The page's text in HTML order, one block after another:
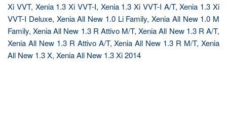
Xi VVT, Xenia 1.3 Xi VVT-I, Xenia 1.3 Xi VVT-I A/T, Xenia 1.3 Xi
VVT-I Deluxe, Xenia All New 1.0 Li Family, Xenia All New 1.0 M
Family, Xenia All New 1.3 R Attivo M/T, Xenia All New 1.3 R A/T,
Xenia All New 1.3 R Attivo A/T, Xenia All New 1.3 R M/T, Xenia
All New 1.3 X, Xenia All New 1.3 Xi 2014